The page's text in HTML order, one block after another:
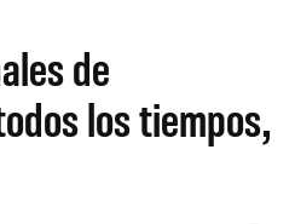
de
los tiempos,